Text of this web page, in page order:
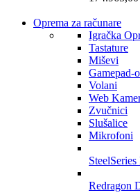
Oprema za računare
Igračka
Tastature
Miševi
Gamepad-
Volani
Web
Zvučnici
Slušalice
Mikrofoni
Redragon